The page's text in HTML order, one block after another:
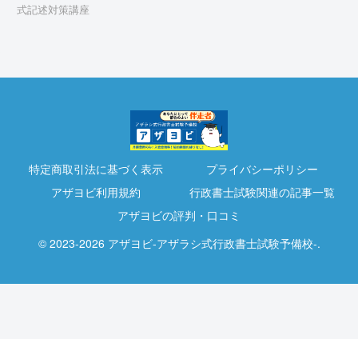
式記述対策講座
特定商取引法に基づく表示
プライバシーポリシー
アザヨビ利用規約
行政書士試験関連の記事一覧
アザヨビの評判・口コミ
© 2023-2026 アザヨビ-アザラシ式行政書士試験予備校-.